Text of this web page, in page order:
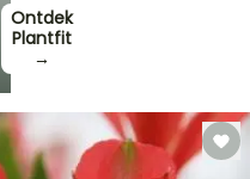
Ontdek
Plantfit
→